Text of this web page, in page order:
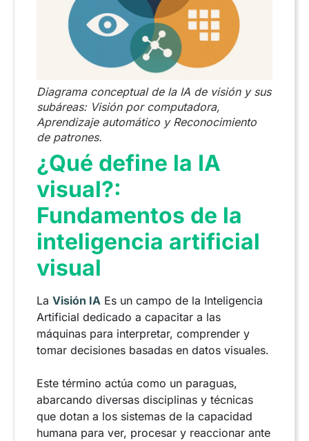
Diagrama conceptual de la IA de visión y sus
subáreas: Visión por computadora,
Aprendizaje automático y Reconocimiento
de patrones.
¿Qué define la IA
visual?:
Fundamentos de la
inteligencia artificial
visual
La Visión IA Es un campo de la Inteligencia
Artificial dedicado a capacitar a las
máquinas para interpretar, comprender y
tomar decisiones basadas en datos visuales.
Este término actúa como un paraguas,
abarcando diversas disciplinas y técnicas
que dotan a los sistemas de la capacidad
humana para ver, procesar y reaccionar ante